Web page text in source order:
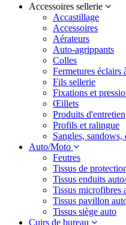
Accessoires sellerie
Accastillage
Accessoires
Aérateurs
Auto-agrippants
Colles
Fermetures
Fils sellerie
Fixations et
Œillets
Produits d'entretien
Profils et ralingue
Sangles, sandows,
Auto/Moto
Feutres
Tissus de
Tissus enduits
Tissus
Tissus pavillon
Tissus siège auto
Cuirs de bureau